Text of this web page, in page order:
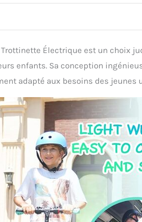
Trottinette Électrique est un choix
enfants. Sa conception
adapté aux besoins des jeunes